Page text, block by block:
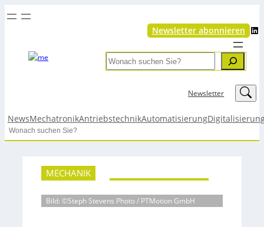
Newsletter abonnieren LinkedIn
Search
Newsletter LinkedIn
NewsMechatronikAntriebstechnikAutomatisierung
Search
MECHANIK
Bild: ©Steph Stevens Photo / PTMotion GmbH